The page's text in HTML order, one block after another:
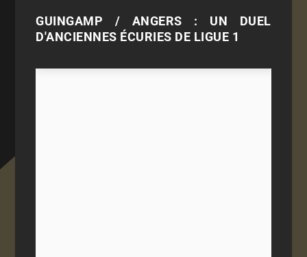
GUINGAMP / ANGERS : UN DUEL
D'ANCIENNES ÉCURIES DE LIGUE 1